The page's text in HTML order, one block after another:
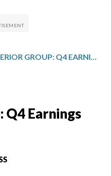
SUPERIOR GROUP: Q4 EARNINGS SNAPSHOT
Q4 Earnings